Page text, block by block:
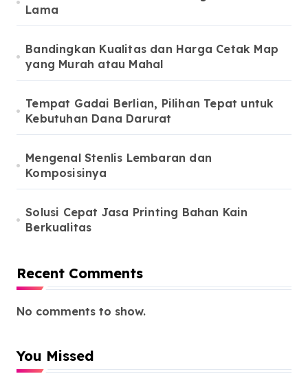
Lama
Bandingkan Kualitas dan Harga Cetak Map
yang Murah atau Mahal
Tempat Gadai Berlian, Pilihan Tepat untuk
Kebutuhan Dana Darurat
Mengenal Stenlis Lembaran dan
Komposisinya
Solusi Cepat Jasa Printing Bahan Kain
Berkualitas
Recent Comments
No comments to show.
You Missed